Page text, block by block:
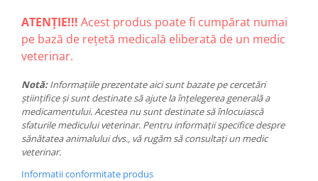
ATENȚIE!!! Acest produs poate fi cumpărat numai
pe bază de rețetă medicală eliberată de un medic
veterinar.
Notă:Informațiile prezentate aici sunt bazate pe cercetări
științifice și sunt destinate să ajute la înțelegerea generală a
medicamentului. Acestea nu sunt destinate să înlocuiască
sfaturile medicului veterinar. Pentru informații specifice despre
sănătatea animalului dvs., vă rugăm să consultați un medic
veterinar.
Informatii conformitate produs